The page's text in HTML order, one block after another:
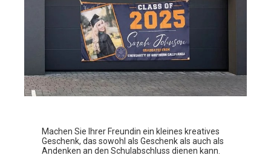
Machen Sie Ihrer Freundin ein kleines kreatives
Geschenk, das sowohl als Geschenk als auch als
Andenken an den Schulabschluss dienen kann.